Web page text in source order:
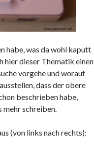
habe, was da wohl kaputt
hier dieser Thematik einen
vorgehe und worauf
dass der obere
beschrieben habe,
schreiben.
(von links nach rechts):